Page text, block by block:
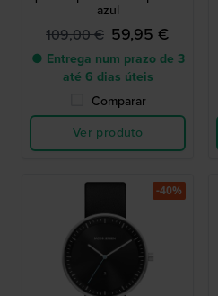
azul
109,00 € 59,95 €
● Entrega num prazo de 3
até 6 dias úteis
Comparar
Ver produto
-40%